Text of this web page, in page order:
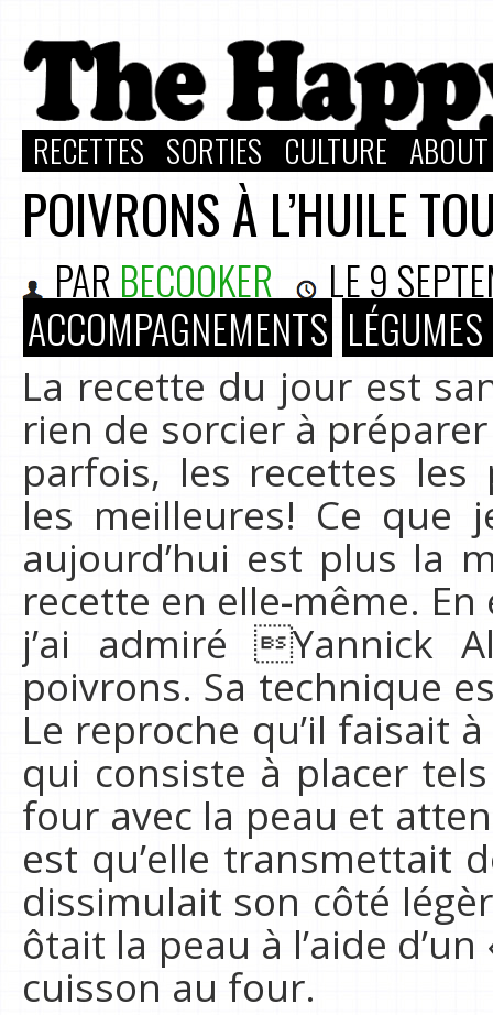
RECETTES SORTIES CULTURE
POIVRONS À L’HUILE
PAR BECOOKER LE9
ACCOMPAGNEMENTS
La recette du jour est
rien de sorcier à
parfois, les recettes
les meilleures! Ce que
aujourd’hui est plus la
recette en elle-même.
j’ai admiré Yannick
poivrons. Sa technique
Le reproche qu’il faisait
qui consiste à placer
four avec la peau et
est qu’elle transmettait
dissimulait son côté
ôtait la peau à l’aide
cuisson au four.